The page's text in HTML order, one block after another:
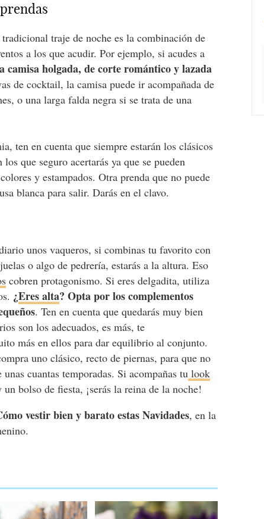
traje de noche es la combinación de
a los que acudir. Por ejemplo, si acudes a
camisa holgada, de corte romántico y lazada
de cocktail, la camisa puede ir acompañada de
o una larga falda negra si se trata de una
ten en cuenta que siempre estarán los clásicos
que seguro acertarás ya que se pueden
y estampados. Otra prenda que no puede
blanca para salir. Darás en el clavo.
unos vaqueros, si combinas tu favorito con
o algo de pedrería, estarás a la altura. Eso
cobren protagonismo. Si eres delgadita, utiliza
¿Eres alta? Opta por los complementos
. Ten en cuenta que quedarás muy bien
son los adecuados, es más, te
más en ellos para dar equilibrio al conjunto.
uno clásico, recto de piernas, para que no
cuantas temporadas. Si acompañas tu look
bolso de fiesta, ¡serás la reina de la noche!
vestir bien y barato estas Navidades, en la